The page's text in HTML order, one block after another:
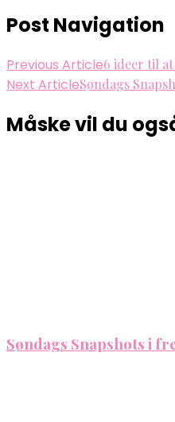
Post Navigation
Previous Article6 ideer til
Next ArticleSøndags
Måske vil du
Søndags Snapshots i